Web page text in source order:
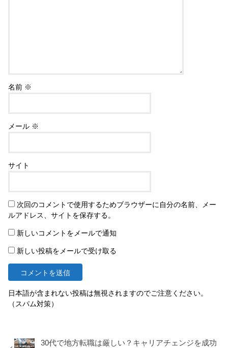
名前 ※
メール ※
サイト
次回のコメントで使用するためブラウザーに自分の名前、メー
ルアドレス、サイトを保存する。
新しいコメントをメールで通知
新しい投稿をメールで受け取る
日本語が含まれない投稿は無視されますのでご注意ください。
（スパム対策）
30代で地方転職は厳しい？キャリアチェンジを成功